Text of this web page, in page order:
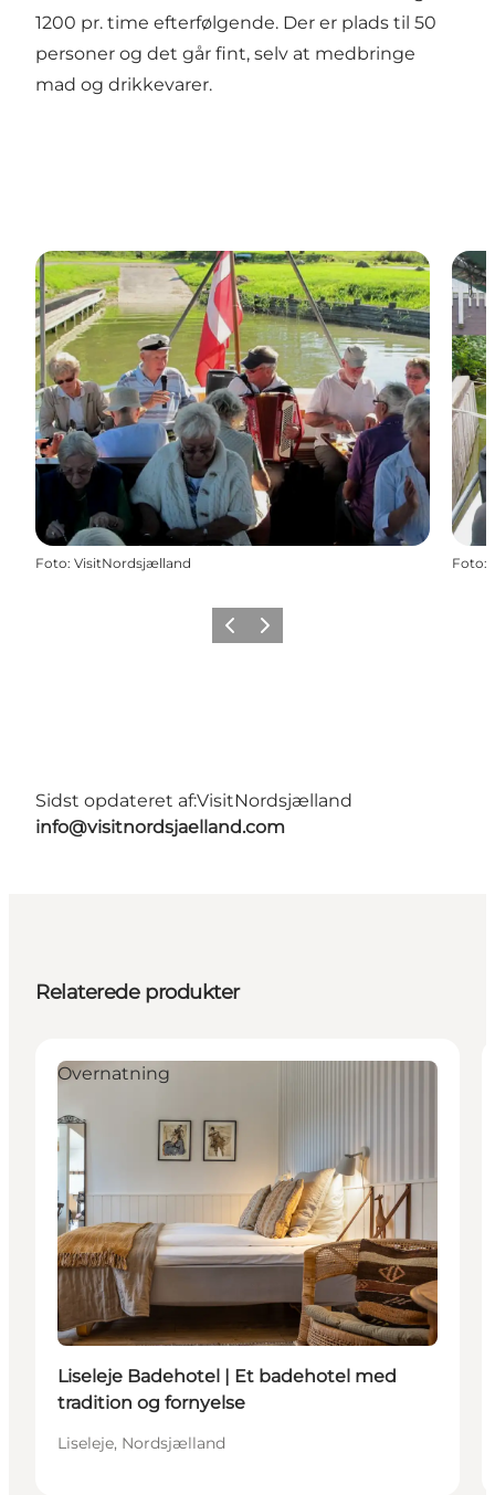
1200 pr. time efterfølgende. Der er plads til 50
personer og det går fint, selv at medbringe
mad og drikkevarer.
Foto: VisitNordsjælland Foto:
ForrigeNæste
Sidst opdateret af:VisitNordsjælland
info@visitnordsjaelland.com
Relaterede produkter
Overnatning
Liseleje Badehotel | Et badehotel med
tradition og fornyelse
Liseleje, Nordsjælland